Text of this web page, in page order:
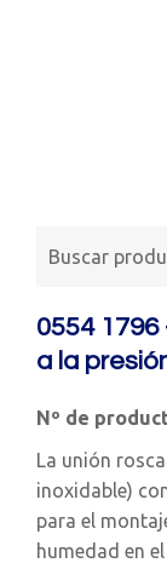
0554
a la
Nº de
La unión
inoxidable)
para el
humedad en